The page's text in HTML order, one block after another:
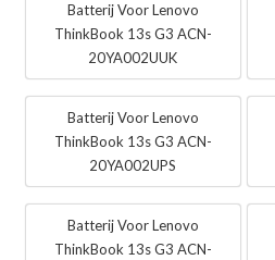
Batterij Voor Lenovo
ThinkBook 13s G3 ACN-
20YA002UUK
Batterij Voor Lenovo
ThinkBook 13s G3 ACN-
20YA002UPS
Batterij Voor Lenovo
ThinkBook 13s G3 ACN-